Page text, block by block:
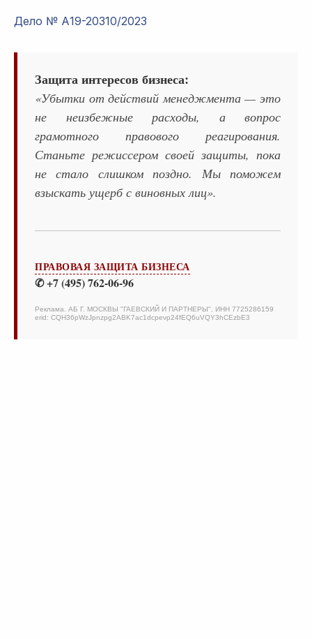
Дело № А19-20310/2023
Защита интересов бизнеса:
«Убытки от действий менеджмента — это
не неизбежные расходы, а вопрос
грамотного правового реагирования.
Станьте режиссером своей защиты, пока
не стало слишком поздно. Мы поможем
взыскать ущерб с виновных лиц».
ПРАВОВАЯ ЗАЩИТА БИЗНЕСА
✆ +7 (495) 762-06-96
Реклама. АБ Г. МОСКВЫ "ГАЕВСКИЙ И ПАРТНЕРЫ", ИНН 7725286159
erid: CQH36pWzJpnzpg2ABK7ac1dcpevp24fEQ6uVQY3hCEzbE3